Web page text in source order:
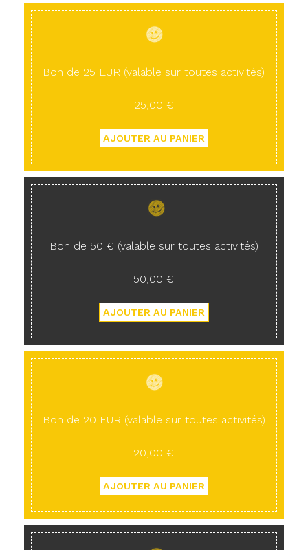
Bon de 25 EUR (valable sur toutes activités)
25,00 €
Bon de 50 € (valable sur toutes activités)
50,00 €
Bon de 20 EUR (valable sur toutes activités)
20,00 €